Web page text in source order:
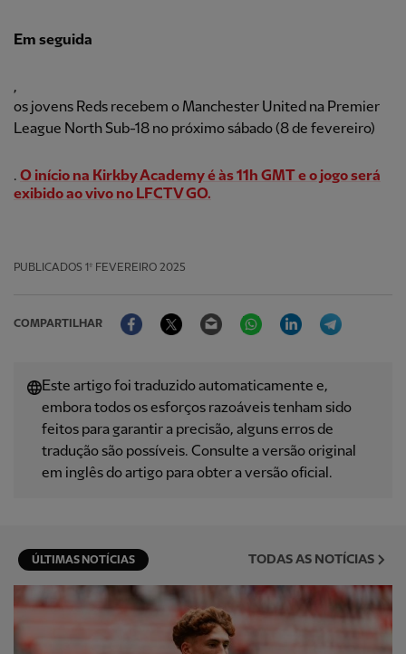
Em seguida
,
os jovens Reds recebem o Manchester United na Premier
League North Sub-18 no próximo sábado (8 de fevereiro)
. O início na Kirkby Academy é às 11h GMT e o jogo será
exibido ao vivo no LFCTV GO.
PUBLICADOS 1º FEVEREIRO 2025
COMPARTILHAR
FacebookTwitter Email WhatsAppLinkedIn
Este artigo foi traduzido automaticamente e,
embora todos os esforços razoáveis ​​tenham sido
feitos para garantir a precisão, alguns erros de
tradução são possíveis. Consulte a versão original
em inglês do artigo para obter a versão oficial.
ÚLTIMAS NOTÍCIAS TODAS AS NOTÍCIAS